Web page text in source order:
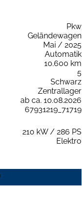
Pkw
Geländewagen
Mai / 2025
Automatik
10.600 km
5
Schwarz
Zentrallager
ab ca. 10.08.2026
67931219_71719
210 kW / 286 PS
Elektro